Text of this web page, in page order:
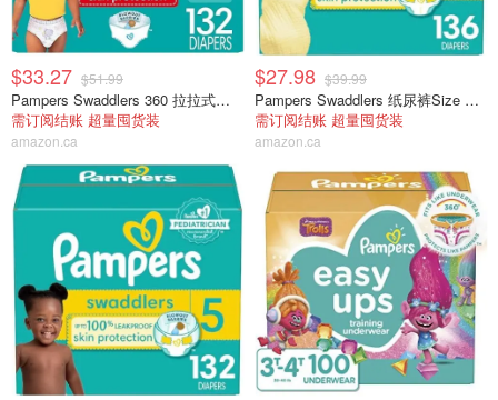
$33.27 $51.99
Pampers Swaddlers 360 拉拉式尿布，4 码，132 片
需订阅结账 超量囤货装
amazon.ca
$27.98 $39.99
Pampers Swaddlers 纸尿裤Size Newborn , 136个
需订阅结账 超量囤货装
amazon.ca